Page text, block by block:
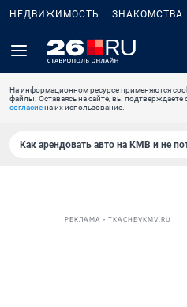
НЕДВИЖИМОСТЬ ЗНАКОМСТВА
На информационном ресурсе применяются
файлы. Оставаясь на сайте, вы подтверждаете
согласиена их использование.
Как арендовать авто на КМВ и не
РЕКЛАМА • TKACHEVKMV.RU